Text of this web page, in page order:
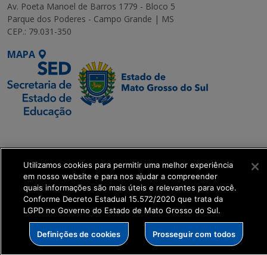
Av. Poeta Manoel de Barros 1779 - Bloco 5
Parque dos Poderes - Campo Grande | MS
CEP.: 79.031-350
MAPA
Executiva de
Transformação Digital
get_footer();
Utilizamos cookies para permitir uma melhor experiência
em nosso website e para nos ajudar a compreender
quais informações são mais úteis e relevantes para você.
Conforme Decreto Estadual 15.572/2020 que trata da
LGPD no Governo do Estado de Mato Grosso do Sul.
Definições de cookies Prosseguir com todos